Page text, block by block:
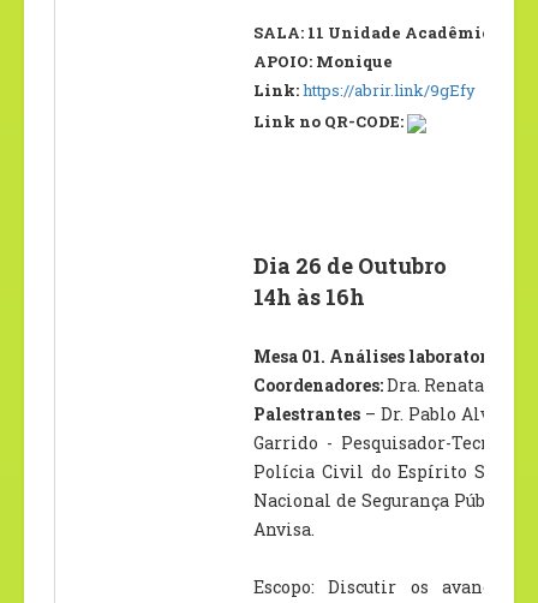
SALA: 11 Unidade Acadêmica II
APOIO: Monique
Link:https://abrir.link/9gEfy
Link no QR-CODE:
Dia 26 de Outubro
14h às 16h
Mesa 01. Análises laboratoriais
Coordenadores:Dra. Renata
Palestrantes – Dr. Pablo Alves
Garrido - Pesquisador-
Polícia Civil do Espírito Santo;
Nacional de Segurança Pública
Anvisa.
Escopo: Discutir os avanços